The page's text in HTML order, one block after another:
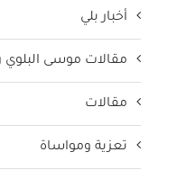
أخبار بلي
مقالات موسى البلوي
مقالات
تعزية ومواساة